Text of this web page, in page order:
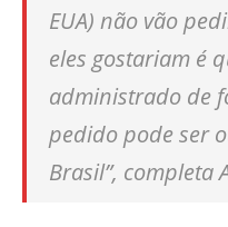
EUA) não vão
eles gostariam é
administrado de
pedido pode ser
Brasil”, completa